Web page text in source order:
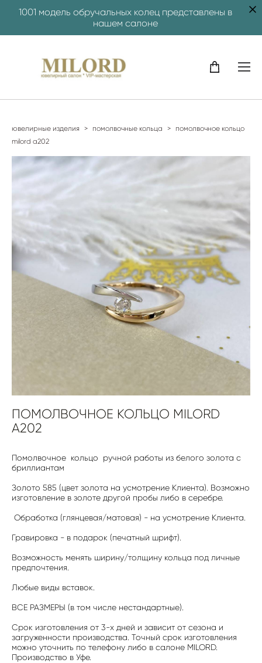
1001 модель обручальных колец представлены в
нашем салоне
ювелирные изделия > помолвочные кольца > помолвочное кольцо
milord a202
ПОМОЛВОЧНОЕ КОЛЬЦО MILORD
A202
Помолвочное кольцо ручной работы из белого золота с
бриллиантам
Золото 585 (цвет золота на усмотрение Клиента). Возможно
изготовление в золоте другой пробы либо в серебре.
Обработка (глянцевая/матовая) - на усмотрение Клиента.
Гравировка - в подарок (печатный шрифт).
Возможность менять ширину/толщину кольца под личные
предпочтения.
Любые виды вставок.
ВСЕ РАЗМЕРЫ (в том числе нестандартные).
Срок изготовления от 3-х дней и зависит от сезона и
загруженности производства. Точный срок изготовления
можно уточнить по телефону либо в салоне MILORD.
Производство в Уфе.